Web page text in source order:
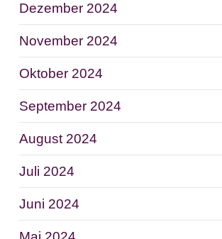
Dezember 2024
November 2024
Oktober 2024
September 2024
August 2024
Juli 2024
Juni 2024